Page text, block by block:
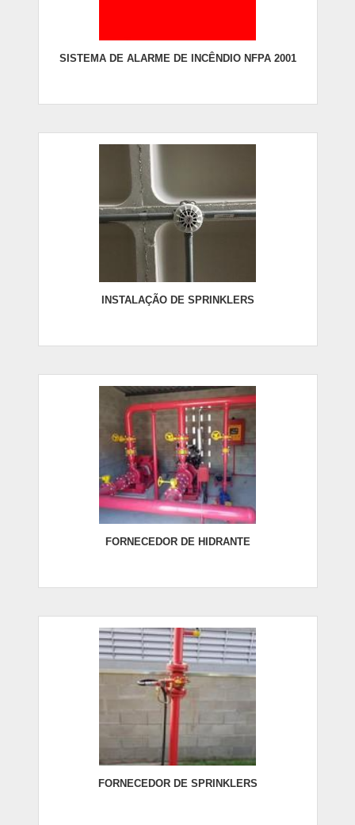
SISTEMA DE ALARME DE INCÊNDIO NFPA 2001
INSTALAÇÃO DE SPRINKLERS
FORNECEDOR DE HIDRANTE
FORNECEDOR DE SPRINKLERS